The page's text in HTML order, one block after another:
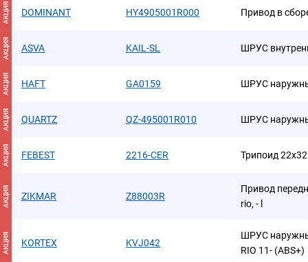
АКЦИЯ DOMINANT HY4905001R000 Привод в
АКЦИЯ ASVA KAIL-SL ШРУС
АКЦИЯ HAFT GA0159 ШРУС
АКЦИЯ QUARTZ QZ-495001R010 ШРУС
АКЦИЯ FEBEST 2216-CER Трипоид
АКЦИЯ ZIKMAR Z88003R
Привод
rio, - l
АКЦИЯ KORTEX KVJ042
ШРУС
RIO 11- (ABS+)